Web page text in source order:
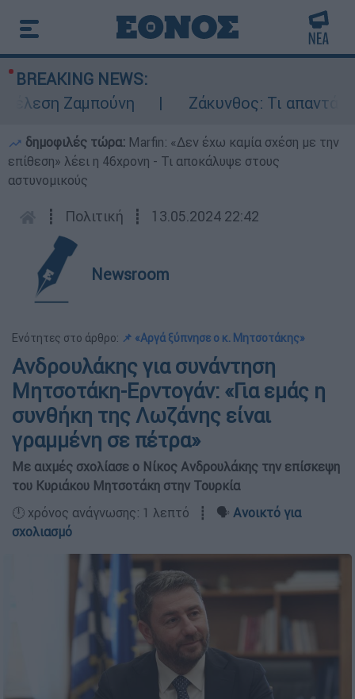
BREAKING NEWS:
Ζαμπούνη
Ζάκυνθος: Τι απαντά η
δημοφιλές τώρα: Marfin: «Δεν έχω καμία σχέση με την
επίθεση» λέει η 46χρονη - Τι αποκάλυψε στους
αστυνομικούς
┋ Πολιτική ┋ 13.05.2024 22:42
Newsroom
Ενότητες στο άρθρο: 📌 «Αργά ξύπνησε ο κ. Μητσοτάκης»
Ανδρουλάκης για συνάντηση
Μητσοτάκη-Ερντογάν: «Για εμάς η
συνθήκη της Λωζάνης είναι
γραμμένη σε πέτρα»
Με αιχμές σχολίασε ο Νίκος Ανδρουλάκης την επίσκεψη
του Κυριάκου Μητσοτάκη στην Τουρκία
🕛 χρόνος ανάγνωσης: 1 λεπτό ┋ 🗣️ Ανοικτό για
σχολιασμό